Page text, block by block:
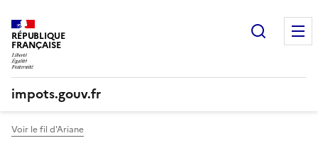
RÉPUBLIQUE
FRANÇAISE
impots.gouv.fr
Voir le fil d'Ariane